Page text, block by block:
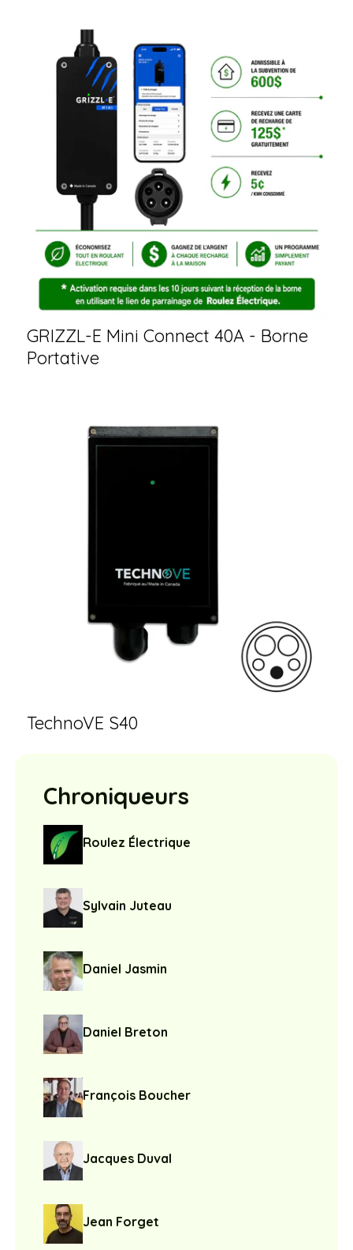
GRIZZL-E Mini Connect 40A - Borne
Portative
TechnoVE S40
Chroniqueurs
Roulez Électrique
Sylvain Juteau
Daniel Jasmin
Daniel Breton
François Boucher
Jacques Duval
Jean Forget